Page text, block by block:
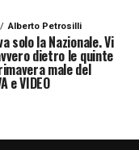
Alberto Petrosilli
solo la Nazionale. Vi
dietro le quinte
male del
e VIDEO